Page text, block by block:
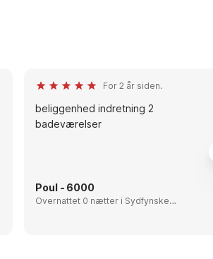
For 2 år siden.
beliggenhed indretning 2
badeværelser
Poul - 6000
Overnattet 0 nætter i Sydfynske